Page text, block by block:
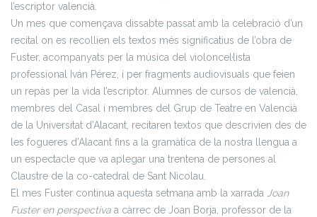
l’escriptor valencià.
Un mes que començava dissabte passat amb la celebració d’un
recital on es recollien els textos més significatius de l’obra de
Fuster, acompanyats per la música del violoncel·lista
professional Iván Pérez, i per fragments audiovisuals que feien
un repàs per la vida l’escriptor. Alumnes de cursos de valencià,
membres del Casal i membres del Grup de Teatre en Valencià
de la Universitat d’Alacant, recitaren textos que descrivien des de
les fogueres d’Alacant fins a la gramàtica de la nostra llengua a
un espectacle que va aplegar una trentena de persones al
Claustre de la co-catedral de Sant Nicolau.
El mes Fuster continua aquesta setmana amb la xarrada Joan
Fuster en perspectiva a càrrec de Joan Borja, professor de la